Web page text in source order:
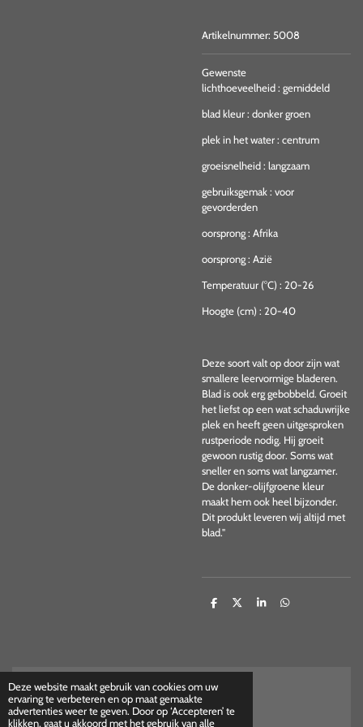
Deze website maakt gebruik van cookies om uw
ervaring te verbeteren en op maat gemaakte
advertenties weer te geven. Door op ‘Accepteren’ te
klikken, gaat u akkoord met het gebruik van alle
Artikelnummer: 5008
Gewenste
lichthoeveelheid: gemiddeld
blad kleur: donker groen
plek in het water: centrum
groeisnelheid: langzaam
gebruiksgemak: voor
gevorderden
oorsprong: Afrika
oorsprong: Azië
Temperatuur (°C) : 20-26
Hoogte (cm) : 20-40
Deze soort valt op door zijn wat
smallere leervormige bladeren.
Blad is ook erg gebobbeld. Groeit
het liefst op een wat schaduwrijke
plek en heeft geen uitgesproken
rustperiode nodig. Hij groeit
gewoon rustig door. Soms wat
sneller en soms wat langzamer.
De donker-olijfgroene kleur
maakt hem ook heel bijzonder.
Dit produkt leveren wij altijd met
blad."
D
D
S
D
Herroepings formulier
© 2025 - 2026 House of Shrimps